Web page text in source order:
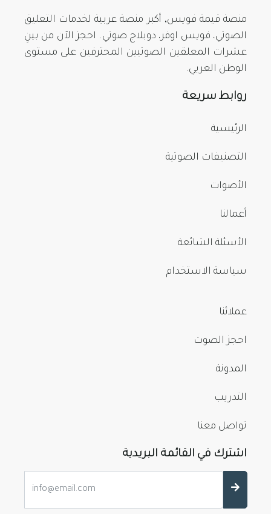
منصة قيمة فويس, أكبر منصة عربية لخدمات التعليق
الصوتي، فويس اوفر، دوبلاج صوتي. احجز الآن من بينِ
عشرات المعلقين الصوتيين المحترفين على مستوى
الوطن العربي.
روابط سريعة
الرئيسية
التصنيفات الصوتية
الأصوات
أعمالنا
الأسئلة الشائعة
سياسة الاستخدام
عملائنا
احجز الصوت
المدونة
التدريب
تواصل معنا
اشترك في القائمة البريدية